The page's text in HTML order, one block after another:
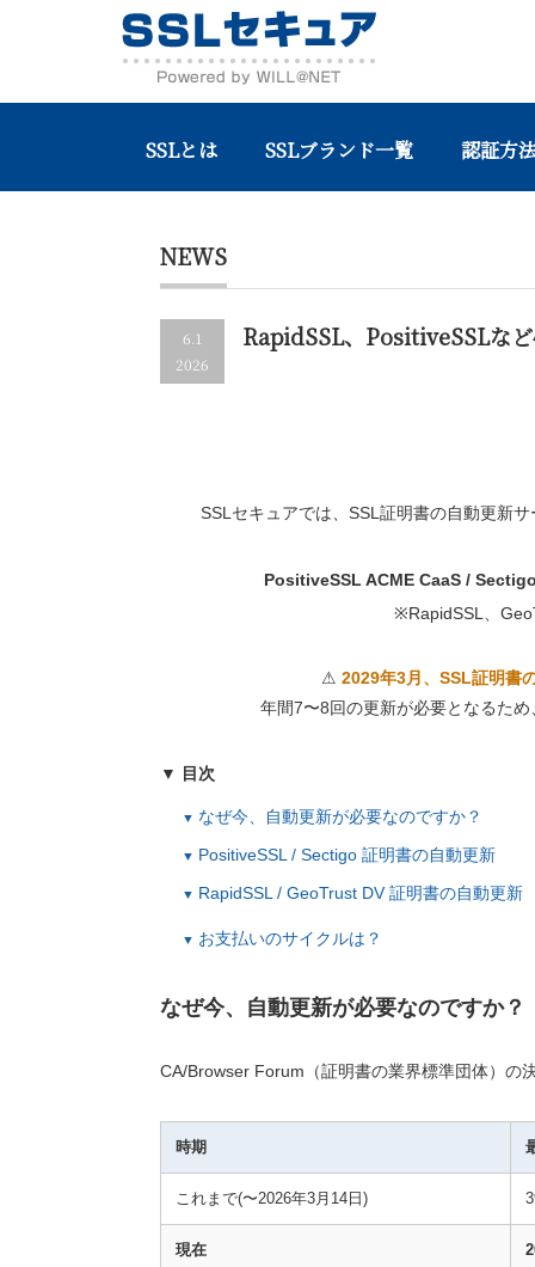
SSLとは SSLブランド一覧 認証方
NEWS
6.1
2026
RapidSSL、PositiveSSLな
SSLセキュアでは、SSL証明書の自動更新
PositiveSSL ACME CaaS /
※RapidSSL、
⚠ 2029年3月、SSL証明書
年間7〜8回の更新が必要となるた
▼ 目次
なぜ今、自動更新が必要なのですか？
PositiveSSL / Sectigo 証明書の自動更新
RapidSSL / GeoTrust DV 証明書の自動更新
お支払いのサイクルは？
なぜ今、自動更新が必要なのですか？
CA/Browser Forum（証明書の業界標準団体）の
時期
これまで(〜2026年3月14日)
現在